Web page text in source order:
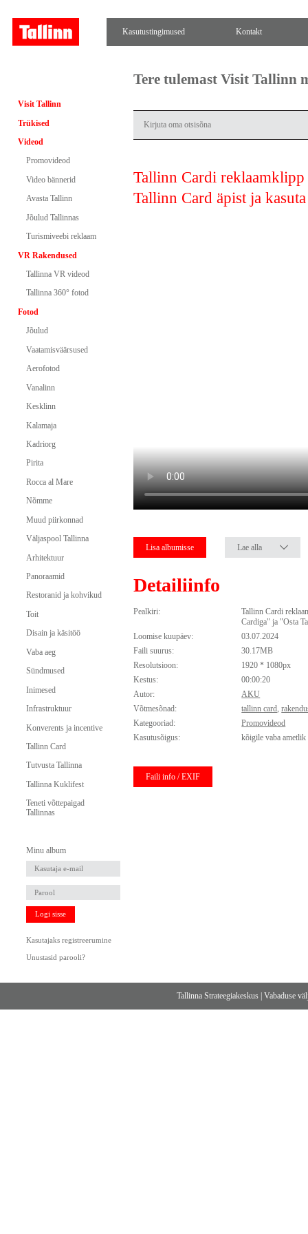
Kasutustingimused Kontakt
Visit Tallinn
Trükised
Videod
Promovideod
Video bännerid
Avasta Tallinn
Jõulud Tallinnas
Turismiveebi reklaam
VR Rakendused
Tallinna VR videod
Tallinna 360° fotod
Fotod
Jõulud
Vaatamisväärsused
Aerofotod
Vanalinn
Kesklinn
Kalamaja
Kadriorg
Pirita
Rocca al Mare
Nõmme
Muud piirkonnad
Väljaspool Tallinna
Arhitektuur
Panoraamid
Restoranid ja kohvikud
Toit
Disain ja käsitöö
Vaba aeg
Sündmused
Inimesed
Infrastruktuur
Konverents ja incentive
Tallinn Card
Tutvusta Tallinna
Tallinna Kuklifest
Teneti võttepaigad
Tallinnas
Minu album
Logi sisse
Kasutajaks registreerumine
Unustasid parooli?
Tere tulemast Visit Tallinn
Tallinn Cardi
Tallinn Card äpist ja
Lisa albumisse Lae alla
Detailiinfo
Pealkiri:
Tallinn Cardi
Cardiga" ja "Osta
Loomise kuupäev:
03.07.2024
Faili suurus:
30.17MB
Resolutsioon:
1920 * 1080px
Kestus:
00:00:20
Autor:
AKU
Võtmesõnad:
tallinn card,
Kategooriad:
Promovideod
Kasutusõigus:
kõigile vaba
Faili info / EXIF
Tallinna Strateegiakeskus |Vabaduse